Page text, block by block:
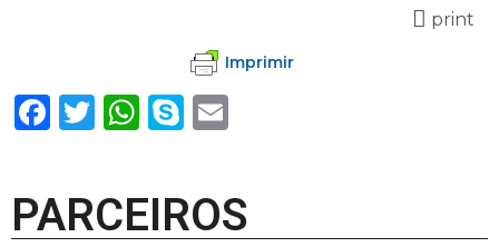
print
Imprimir
Facebook
Twitter
WhatsApp
SkypeEmail
PARCEIROS